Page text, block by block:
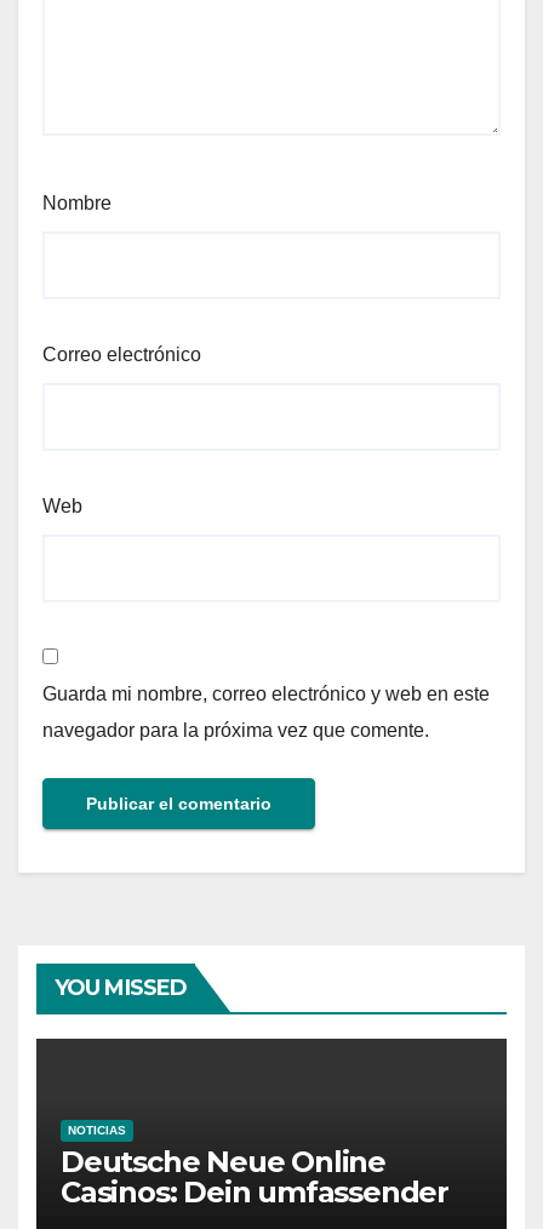
Nombre
Correo electrónico
Web
Guarda mi nombre, correo electrónico y web en este
navegador para la próxima vez que comente.
YOU MISSED
NOTICIAS
Deutsche Neue Online
Casinos: Dein umfassender